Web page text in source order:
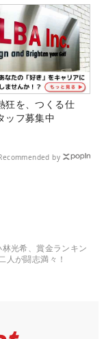
狂を、つくる仕
ッフ募集中
by
光希、賞金ランキン
人が闘志満々！